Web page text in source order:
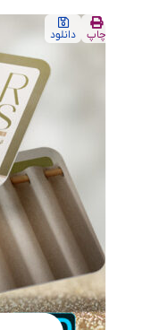
چاپ دانلود